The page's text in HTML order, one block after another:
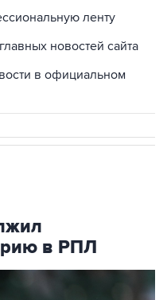
ленту
новостей сайта
в официальном
в РПЛ